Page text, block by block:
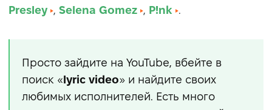
Presley , Selena Gomez , P!nk .
Просто зайдите на YouTube, вбейте в
поиск « lyric video» и найдите своих
любимых исполнителей. Есть много